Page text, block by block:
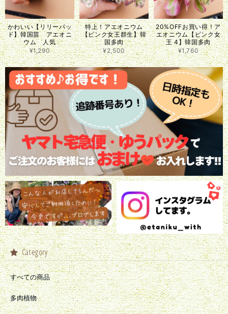
かわいい【リリーパッ
ド】韓国苗 アエオニ
ウム 人気
¥1,290
特上！アエオニウム
【ピンク女王群生】韓
国多肉
¥2,500
20%OFFお買い得！ア
エオニウム【ピンク女
王 4】韓国多肉
¥1,760
Category
すべての商品
多肉植物